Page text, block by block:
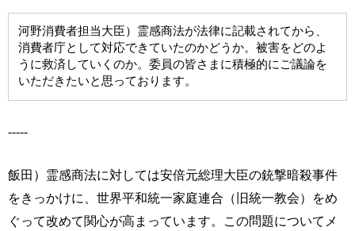
河野消費者担当大臣）霊感商法が法律に記載されてから、
消費者庁として対応できていたのかどうか。被害をどのよ
うに救済していくのか。委員の皆さまに積極的にご議論を
いただきたいと思っております。
-----
飯田）霊感商法に対しては安倍元総理大臣の銃撃暗殺事件
をきっかけに、世界平和統一家庭連合（旧統一教会）をめ
ぐって改めて関心が高まっています。この問題についてメ